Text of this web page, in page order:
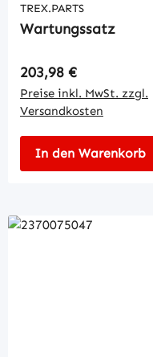
TREX.PARTS
Wartungssatz
Regulärer Preis:
203,98 €
Preise inkl. MwSt. zzgl.
Versandkosten
In den Warenkorb